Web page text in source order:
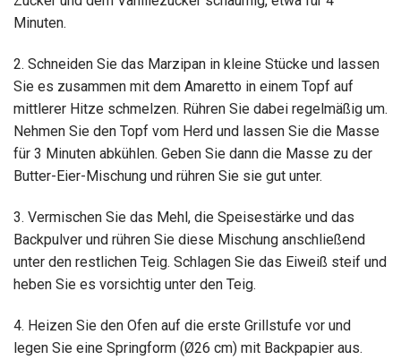
Minuten.
2. Schneiden Sie das Marzipan in kleine Stücke und lassen
Sie es zusammen mit dem Amaretto in einem Topf auf
mittlerer Hitze schmelzen. Rühren Sie dabei regelmäßig um.
Nehmen Sie den Topf vom Herd und lassen Sie die Masse
für 3 Minuten abkühlen. Geben Sie dann die Masse zu der
Butter-Eier-Mischung und rühren Sie sie gut unter.
3. Vermischen Sie das Mehl, die Speisestärke und das
Backpulver und rühren Sie diese Mischung anschließend
unter den restlichen Teig. Schlagen Sie das Eiweiß steif und
heben Sie es vorsichtig unter den Teig.
4. Heizen Sie den Ofen auf die erste Grillstufe vor und
legen Sie eine Springform (Ø26 cm) mit Backpapier aus.